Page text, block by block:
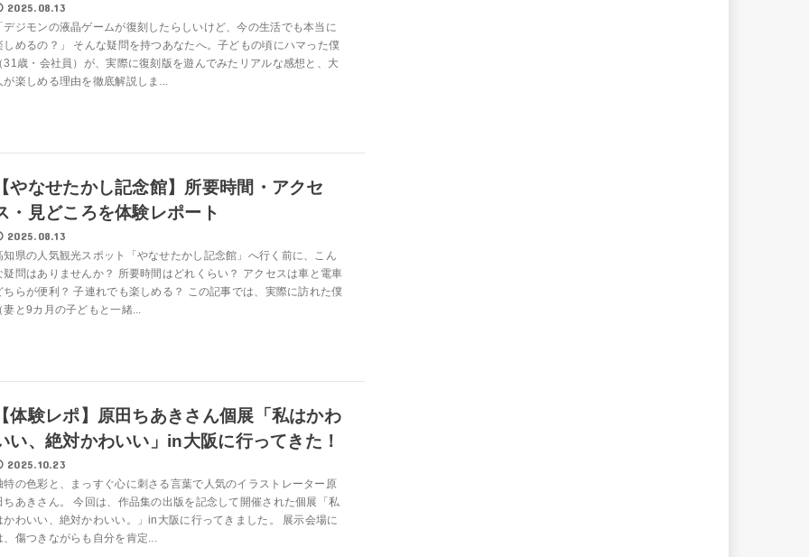
2025.08.13
デジモンの液晶ゲームが復刻したらしいけど、今の生活でも本当に
しめるの？」 そんな疑問を持つあなたへ。子どもの頃にハマった僕
31歳・会社員）が、実際に復刻版を遊んでみたリアルな感想と、大
が楽しめる理由を徹底解説しま...
やなせたかし記念館】所要時間・アクセ
・見どころを体験レポート
2025.08.13
知県の人気観光スポット「やなせたかし記念館」へ行く前に、こん
疑問はありませんか？ 所要時間はどれくらい？ アクセスは車と電車
ちらが便利？ 子連れでも楽しめる？ この記事では、実際に訪れた僕
妻と9カ月の子どもと一緒...
体験レポ】原田ちあきさん個展「私はかわ
い、絶対かわいい」in大阪に行ってきた！
2025.10.23
特の色彩と、まっすぐ心に刺さる言葉で人気のイラストレーター原
ちあきさん。 今回は、作品集の出版を記念して開催された個展「私
かわいい、絶対かわいい。」in大阪に行ってきました。 展示会場に
、傷つきながらも自分を肯定...